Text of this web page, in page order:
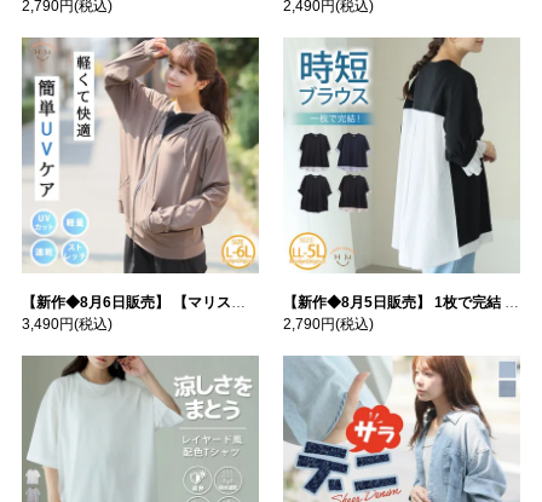
2,790円(税込)
2,490円(税込)
【新作◆8月6日販売】 【マリスポーツ】 運動初心者さんのための フード付き パーカー | 大きいサイズの通販ならハッピーマリリン
3,490円(税込)
【新作◆8月5日販売】 1枚で完結 袖口＆バック フハク使い トップス | 大きいサイズの通販ならハッピーマリリン
2,790円(税込)